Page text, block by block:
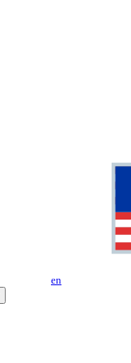
en